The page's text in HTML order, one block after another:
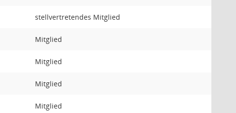
stellvertretendes Mitglied
Mitglied
Mitglied
Mitglied
Mitglied